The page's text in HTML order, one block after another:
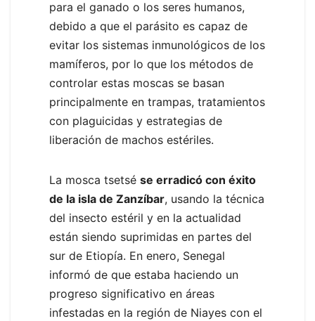
para el ganado o los seres humanos,
debido a que el parásito es capaz de
evitar los sistemas inmunológicos de los
mamíferos, por lo que los métodos de
controlar estas moscas se basan
principalmente en trampas, tratamientos
con plaguicidas y estrategias de
liberación de machos estériles.
La mosca tsetsé se erradicó con éxito
de la isla de Zanzíbar, usando la técnica
del insecto estéril y en la actualidad
están siendo suprimidas en partes del
sur de Etiopía. En enero, Senegal
informó de que estaba haciendo un
progreso significativo en áreas
infestadas en la región de Niayes con el